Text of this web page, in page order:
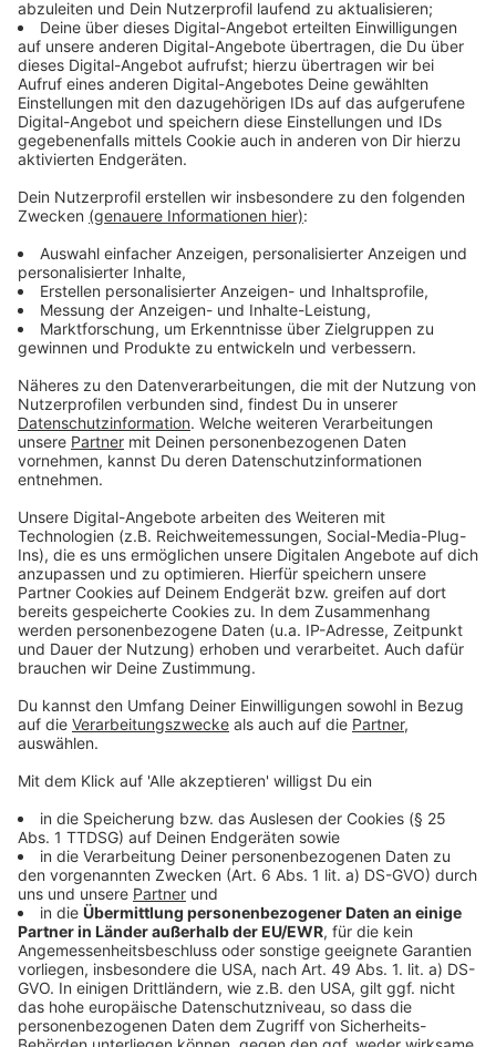
Blätter durch die jungen Raupen aufgenommen und
verhindert die weitere Ausbreitung. Für Menschen,
andere Tiere und Pflanzen ist dieses Mittel nicht
schädlich. Das Aufsprühen des Biozids erfolgt zweimal
mit einer Turbinenspritze in einem Intervall von 14
Tagen. In den zu bearbeitenden Bereichen kann es zu
kleinen verkehrlichen Einschränkungen kommen. Die
Straßenmeistereien im Münsterland sind mit dem
entsprechenden Gerät ausgerüstet und werden in den
kommenden Tagen in ihren jeweiligen Gebieten
unterwegs sein.
Hintergrund
Eichenprozessionsspinners, einer von Juli bis
September aktiven Mottenart. Die Raupen sind für
den Menschen auf Grund ihrer giftigen Behaarung
gefährlich. Bei Kontakt mit der Haut können starke
auftreten. Werden Raupenhaare eingeatmet, kann es
zu Entzündungen der Atemwege kommen. Bei dem
angewendeten Bekämpfungsverfahren werden die
befallenen Bäume großflächig besprüht.
Anzeige
Was tun die Städte?
Unsere Städte und Gemeinden rüsten erneut zum
Gegenangriff. Mit verschiedenen Mitteln:
Fadenwürmer, Biozide, Meisen. Unsere Städte und
Gemeinden lassen sich einiges einfallen, um die Raupe
schon vor dem Nestbau in den Griff zu kriegen. Denn
das Absaugen der Nester ist teuer. In der Regel
werden die Tiere präventiv vom Boden aus bekämpft.